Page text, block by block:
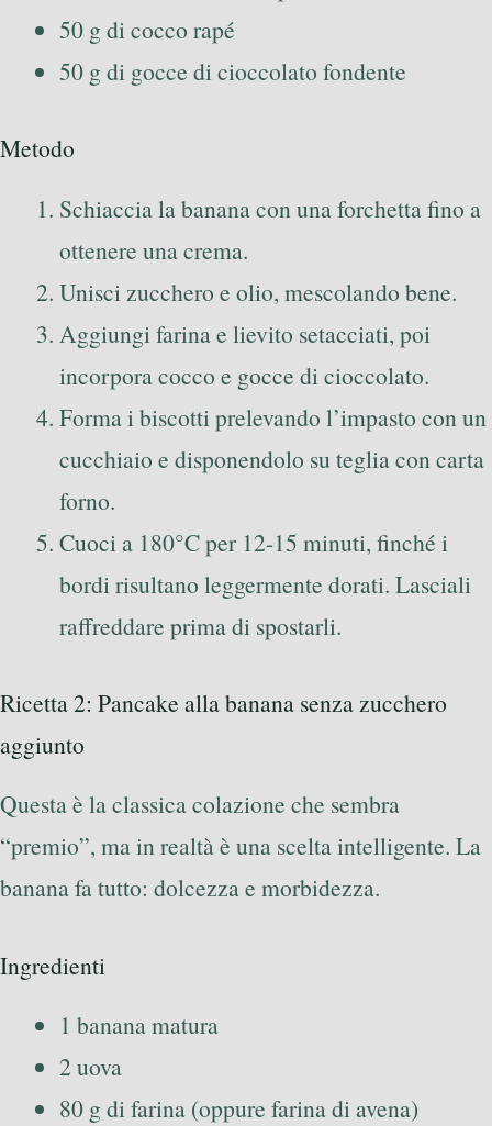
50 g di cocco rapé
50 g di gocce di cioccolato fondente
Metodo
Schiaccia la banana con una forchetta fino a
ottenere una crema.
Unisci zucchero e olio, mescolando bene.
Aggiungi farina e lievito setacciati, poi
incorpora cocco e gocce di cioccolato.
Forma i biscotti prelevando l’impasto con un
cucchiaio e disponendolo su teglia con carta
forno.
Cuoci a 180°C per 12-15 minuti, finché i
bordi risultano leggermente dorati. Lasciali
raffreddare prima di spostarli.
Ricetta 2: Pancake alla banana senza zucchero
aggiunto
Questa è la classica colazione che sembra
“premio”, ma in realtà è una scelta intelligente. La
banana fa tutto: dolcezza e morbidezza.
Ingredienti
1 banana matura
2 uova
80 g di farina (oppure farina di avena)